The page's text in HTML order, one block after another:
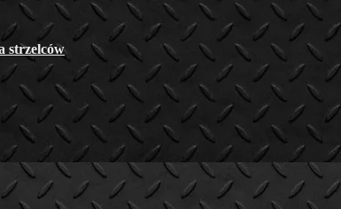
strzelców